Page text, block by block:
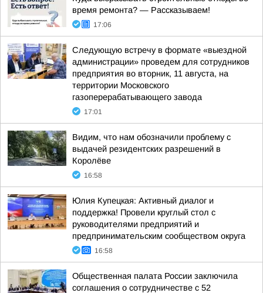
время ремонта? — Рассказываем!
17:06
Следующую встречу в формате «выездной
администрации» проведем для сотрудников
предприятия во вторник, 11 августа, на
территории Московского
газоперерабатывающего завода
17:01
Видим, что нам обозначили проблему с
выдачей резидентских разрешений в
Королёве
16:58
Юлия Купецкая: Активный диалог и
поддержка! Провели круглый стол с
руководителями предприятий и
предпринимательским сообществом округа
16:58
Общественная палата России заключила
соглашения о сотрудничестве с 52